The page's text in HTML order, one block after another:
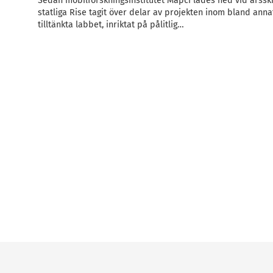
statliga Rise tagit över delar av projekten inom bland
tilltänkta labbet, inriktat på pålitlig…